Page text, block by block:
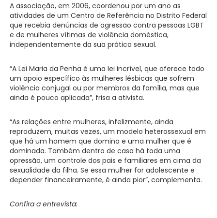
A associação, em 2006, coordenou por um ano as
atividades de um Centro de Referência no Distrito Federal
que recebia denúncias de agressão contra pessoas LGBT
e de mulheres vítimas de violência doméstica,
independentemente da sua prática sexual.
“A Lei Maria da Penha é uma lei incrível, que oferece todo
um apoio específico às mulheres lésbicas que sofrem
violência conjugal ou por membros da família, mas que
ainda é pouco aplicada”, frisa a ativista.
“As relações entre mulheres, infelizmente, ainda
reproduzem, muitas vezes, um modelo heterossexual em
que há um homem que domina e uma mulher que é
dominada. Também dentro de casa há toda uma
opressão, um controle dos pais e familiares em cima da
sexualidade da filha. Se essa mulher for adolescente e
depender financeiramente, é ainda pior”, complementa.
Confira a entrevista: